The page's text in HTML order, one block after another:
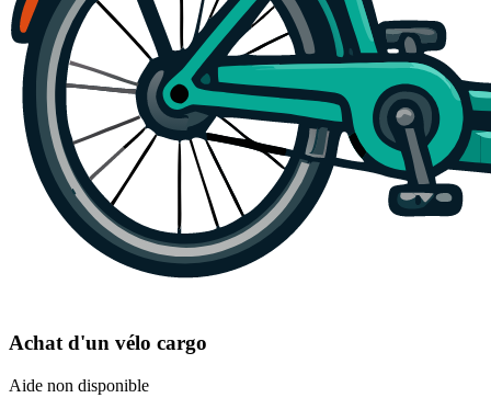
Achat d'un vélo cargo
Aide non disponible